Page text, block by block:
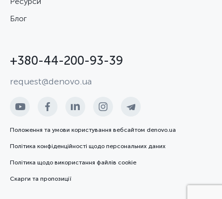
Блог
+380-44-200-93-39
request@denovo.ua
Положення та умови користування вебсайтом denovo.ua
Політика конфіденційності щодо персональних даних
Політика щодо використання файлів cookie
Скарги та пропозиції